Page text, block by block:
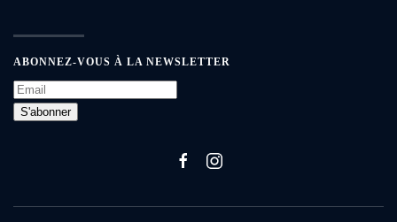
ABONNEZ-VOUS À LA NEWSLETTER
S'abonner